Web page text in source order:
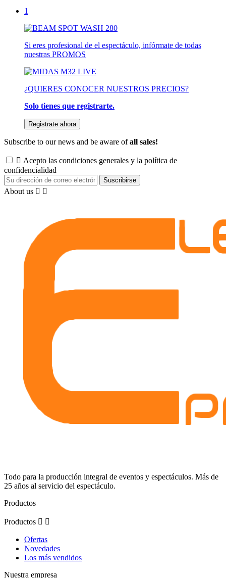
1
Si eres profesional de el espectáculo, infórmate de todas
nuestras PROMOS
¿QUIERES CONOCER NUESTROS PRECIOS?
Solo tienes que registrarte.
Registrate ahora
Subscribe to our news and be aware ofall sales!
 Acepto las condiciones generales y la política de
confidencialidad
About us  
Todo para la producción integral de eventos y espectáculos. Más de
25 años al servicio del espectáculo.
Productos
Productos  
Ofertas
Novedades
Los más vendidos
Nuestra empresa